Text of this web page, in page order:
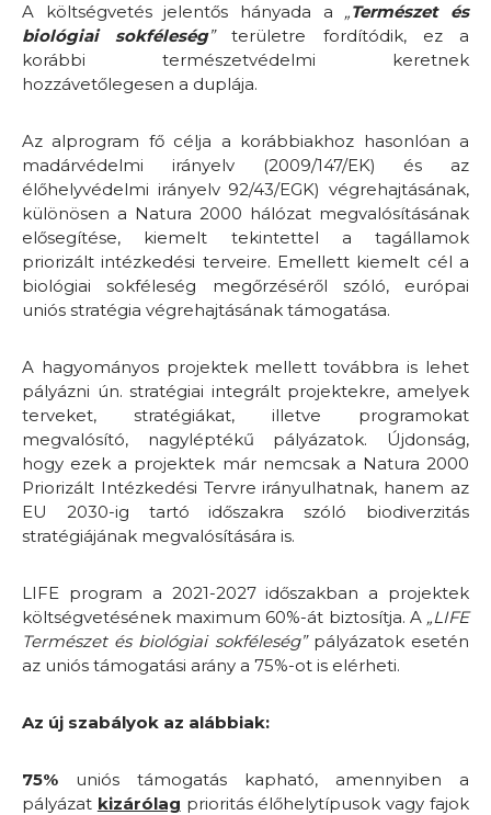
A költségvetés jelentős hányada a „Természet és
biológiai sokféleség”területre fordítódik, ez a
korábbi természetvédelmi keretnek
hozzávetőlegesen a duplája.
Az alprogram fő célja a korábbiakhoz hasonlóan a
madárvédelmi irányelv (2009/147/EK) és az
élőhelyvédelmi irányelv 92/43/EGK) végrehajtásának,
különösen a Natura 2000 hálózat megvalósításának
elősegítése, kiemelt tekintettel a tagállamok
priorizált intézkedési terveire. Emellett kiemelt cél a
biológiai sokféleség megőrzéséről szóló, európai
uniós stratégia végrehajtásának támogatása.
A hagyományos projektek mellett továbbra is lehet
pályázni ún. stratégiai integrált projektekre, amelyek
terveket, stratégiákat, illetve programokat
megvalósító, nagyléptékű pályázatok. Újdonság,
hogy ezek a projektek már nemcsak a Natura 2000
Priorizált Intézkedési Tervre irányulhatnak, hanem az
EU 2030-ig tartó időszakra szóló biodiverzitás
stratégiájának megvalósítására is.
LIFE program a 2021-2027 időszakban a projektek
költségvetésének maximum 60%-át biztosítja. A „LIFE
Természet és biológiai sokféleség”pályázatok esetén
az uniós támogatási arány a 75%-ot is elérheti.
Az új szabályok az alábbiak:
75% uniós támogatás kapható, amennyiben a
pályázat kizárólag prioritás élőhelytípusok vagy fajok